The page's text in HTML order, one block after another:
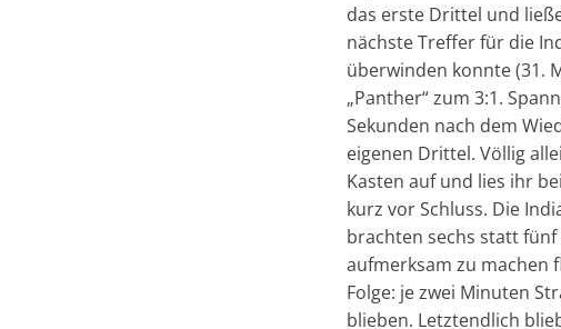
das erste Drittel und
nächste Treffer für die
überwinden konnte (31.
„Panther“ zum 3:1.
Sekunden nach dem
eigenen Drittel. Völlig
Kasten auf und lies ihr
kurz vor Schluss. Die
brachten sechs statt fünf
aufmerksam zu machen
Folge: je zwei Minuten
blieben. Letztendlich